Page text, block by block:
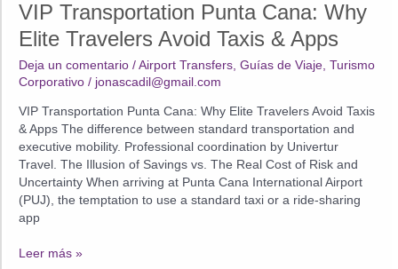
Viajero
de
Élite:
Cómo
Redefinir
Lujo
en
Punta
Cana
este
2026
VIP Transportation Punta Cana: Why
Elite Travelers Avoid Taxis & Apps
Deja un comentario /Airport Transfers,Guías de Viaje,Turismo
Corporativo / jonascadil@gmail.com
VIP Transportation Punta Cana: Why Elite Travelers Avoid Taxis
& Apps The difference between standard transportation and
executive mobility. Professional coordination by Univertur
Travel. The Illusion of Savings vs. The Real Cost of Risk and
Uncertainty When arriving at Punta Cana International Airport
(PUJ), the temptation to use a standard taxi or a ride-sharing
app
VIP
Leer más »